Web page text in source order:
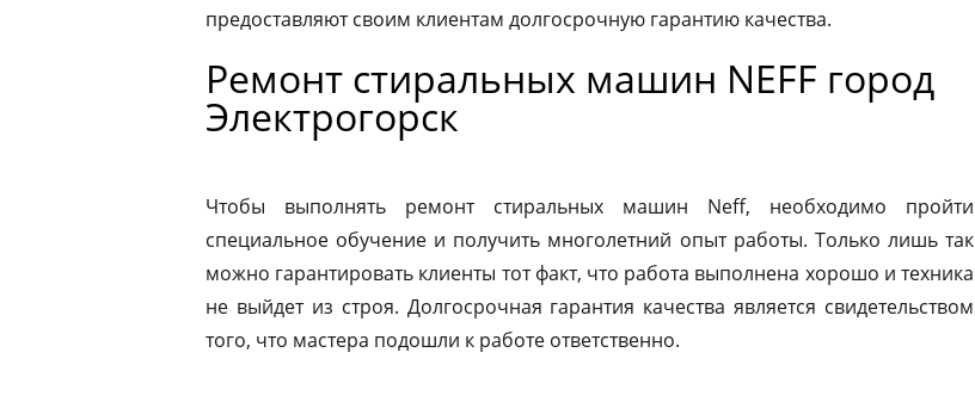
предоставляют своим клиентам долгосрочную гарантию качества.
Ремонт стиральных машин NEFF город
Электрогорск
Чтобы выполнять ремонт стиральных машин Neff, необходимо пройти
специальное обучение и получить многолетний опыт работы. Только лишь так
можно гарантировать клиенты тот факт, что работа выполнена хорошо и техника
не выйдет из строя. Долгосрочная гарантия качества является свидетельством
того, что мастера подошли к работе ответственно.